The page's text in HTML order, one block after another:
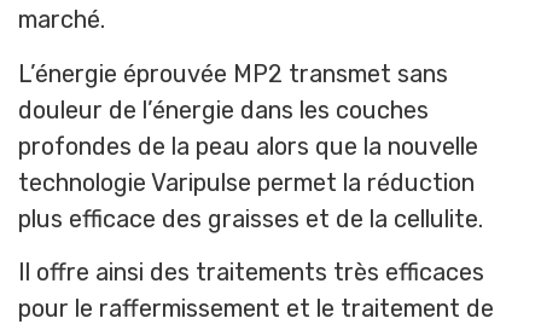
marché.
L’énergie éprouvée MP2 transmet sans
douleur de l’énergie dans les couches
profondes de la peau alors que la nouvelle
technologie Varipulse permet la réduction
plus efficace des graisses et de la cellulite.
Il offre ainsi des traitements très efficaces
pour le raffermissement et le traitement de